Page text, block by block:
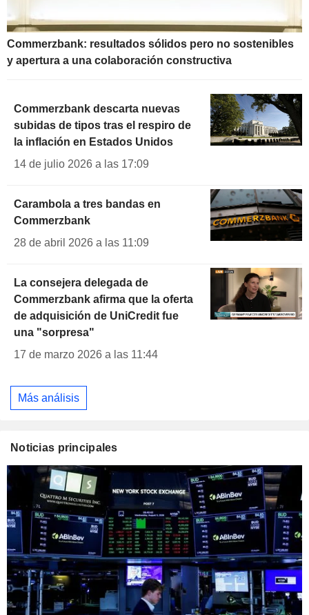
Commerzbank: resultados sólidos pero no sostenibles
y apertura a una colaboración constructiva
Commerzbank descarta nuevas
subidas de tipos tras el respiro de
la inflación en Estados Unidos
14 de julio 2026 a las 17:09
Carambola a tres bandas en
Commerzbank
28 de abril 2026 a las 11:09
La consejera delegada de
Commerzbank afirma que la oferta
de adquisición de UniCredit fue
una "sorpresa"
17 de marzo 2026 a las 11:44
Más análisis
Noticias principales